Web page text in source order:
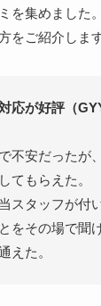
を集めました。
をご紹介します
応が好評（
不安だったが
てもらえた。
スタッフが付
をその場で聞
えた。